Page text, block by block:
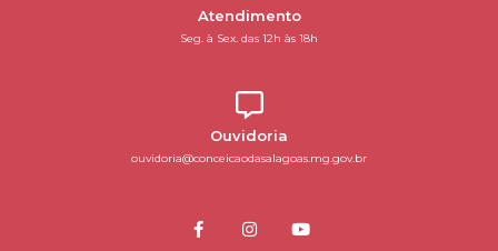
Atendimento
Seg. à Sex. das 12h às 18h
Ouvidoria
ouvidoria@conceicaodasalagoas.mg.gov.br